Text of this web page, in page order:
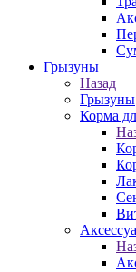
Грызуны
Назад
Грызуны
Корма